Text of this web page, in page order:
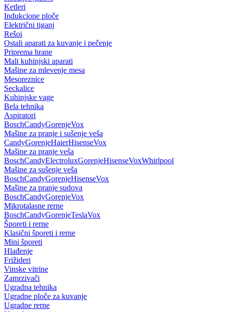
Ketleri
Indukcione ploče
Električni tiganj
Rešoi
Ostali aparati za kuvanje i pečenje
Priprema hrane
Mali kuhinjski aparati
Mašine za mlevenje mesa
Mesoreznice
Seckalice
Kuhinjske vage
Bela tehnika
Aspiratori
BoschCandyGorenjeVox
Mašine za pranje i sušenje veša
CandyGorenjeHaierHisenseVox
Mašine za pranje veša
BoschCandyElectroluxGorenjeHisenseVoxWhirlpool
Mašine za sušenje veša
BoschCandyGorenjeHisenseVox
Mašine za pranje sudova
BoschCandyGorenjeVox
Mikrotalasne rerne
BoschCandyGorenjeTeslaVox
Šporeti i rerne
Klasični šporeti i rerne
Mini šporeti
Hlađenje
Frižideri
Vinske vitrine
Zamrzivači
Ugradna tehnika
Ugradne ploče za kuvanje
Ugradne rerne